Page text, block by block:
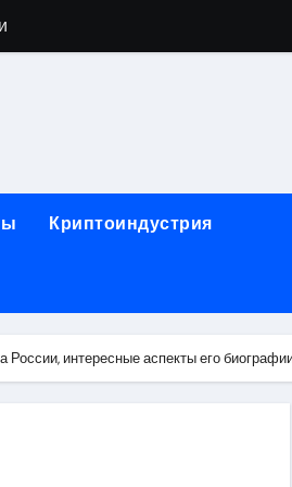
лент
компонентов
и сценарии
предприятиях
Криптоиндустрия
интересные аспекты его